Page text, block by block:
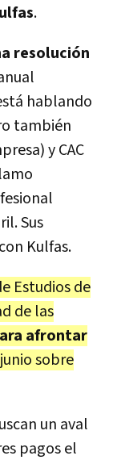
.
resolución
hablando
también
y CAC
Sus
Kulfas.
Estudios de
de las
afrontar
sobre
un aval
pagos el